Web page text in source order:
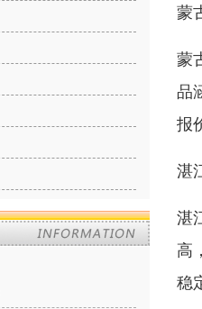
蒙
蒙
品
报
湛
湛
高
稳